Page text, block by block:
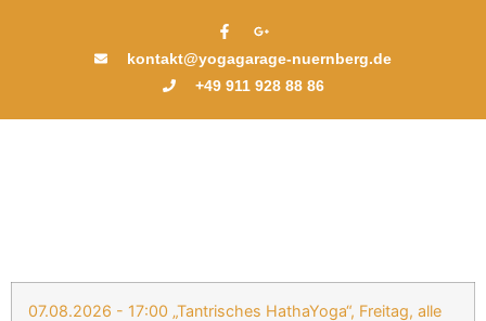
kontakt@yogagarage-nuernberg.de
+49 911 928 88 86
07.08.2026 - 17:00 „Tantrisches HathaYoga“, Freitag, alle